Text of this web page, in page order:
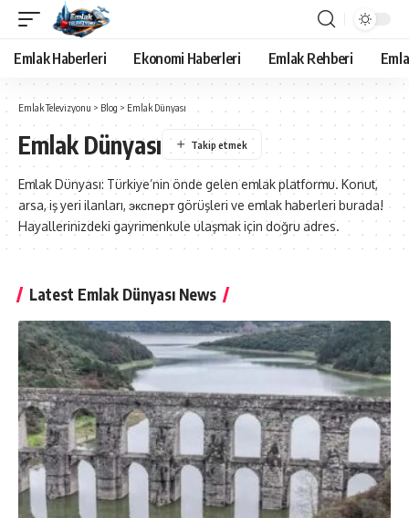
Emlak Haberleri Ekonomi Haberleri Emlak Rehberi
Emlak Televizyonu > Blog > Emlak Dünyası
Emlak Dünyası
Emlak Dünyası: Türkiye’nin önde gelen emlak platformu. Konut,
arsa, iş yeri ilanları, эксперт görüşleri ve emlak haberleri burada!
Hayallerinizdeki gayrimenkule ulaşmak için doğru adres.
Latest Emlak Dünyası News